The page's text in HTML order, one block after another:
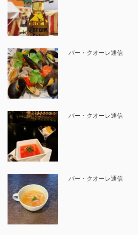
バー・クオーレ通信
バー・クオーレ通信
バー・クオーレ通信